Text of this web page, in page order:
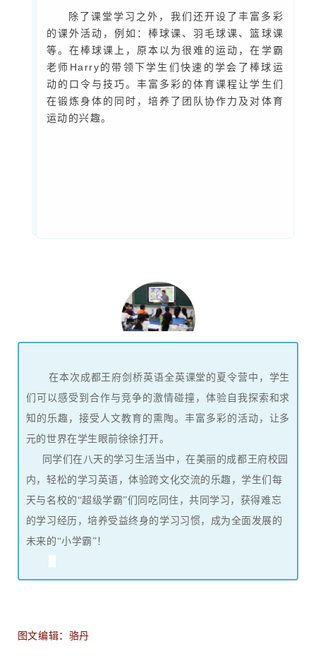
除了课堂学习之外，我们还开设了丰富多彩
的课外活动，例如：棒球课、羽毛球课、篮球课
等。在棒球课上，原本以为很难的运动，在学霸
老师Harry的带领下学生们快速的学会了棒球运
动的口令与技巧。丰富多彩的体育课程让学生们
在锻炼身体的同时，培养了团队协作力及对体育
运动的兴趣。
在本次成都王府剑桥英语全英课堂的夏令营中，学生
们可以感受到合作与竞争的激情碰撞，体验自我探索和求
知的乐趣，接受人文教育的熏陶。丰富多彩的活动，让多
元的世界在学生眼前徐徐打开。
同学们在八天的学习生活当中，在美丽的成都王府校园
内，轻松的学习英语，体验跨文化交流的乐趣，学生们每
天与名校的“超级学霸”们同吃同住，共同学习，获得难忘
的学习经历，培养受益终身的学习习惯，成为全面发展的
未来的“小学霸”！
图文编辑：骆丹